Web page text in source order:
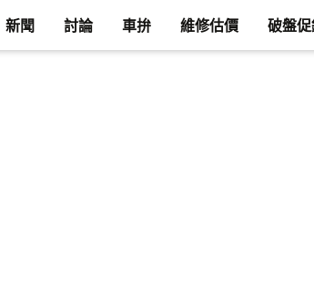
新聞 討論 車拚 維修估價 破盤